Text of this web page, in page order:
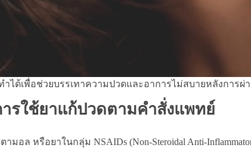
ด้เพื่อช่วยบรรเทาความปวดและอาการไม่สบายหลังการผ่
ารใช้ยาแก้ปวดตามคำสั่งแพทย์
ล หรือยาในกลุ่ม NSAIDs (Non-Steroidal Anti-